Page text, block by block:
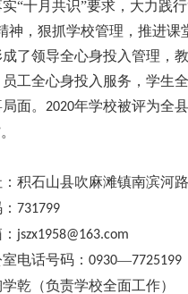
实“十月共识”要求，大力践行
神，狠抓学校管理，推进课
了领导全心身投入管理，
工全心身投入服务，学生
面。 2020年学校被评为全
积石山县吹麻滩镇南滨河路
731799
jszx1958@163.com
电话号码： 0930—7725199
乾（负责学校全面工作）